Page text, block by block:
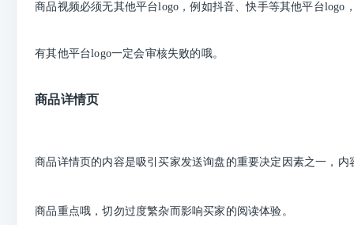
商品视频必须无其他平台logo，例如抖音、快手等其他平台logo
有其他平台logo一定会审核失败的哦。
商品详情页
商品详情页的内容是吸引买家发送询盘的重要决定因素之一，内
商品重点哦，切勿过度繁杂而影响买家的阅读体验。